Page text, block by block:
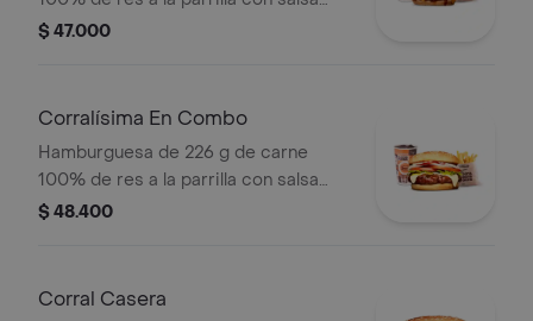
BBQ, tocineta, queso americano,
mostaza en pan papa + papas Corral
$ 47.000
Corralísima En Combo
Hamburguesa de 226 g de carne
100% de res a la parrilla con salsa
bbq, queso mozzarella, tomate,
pet
$ 48.400
Corral Casera